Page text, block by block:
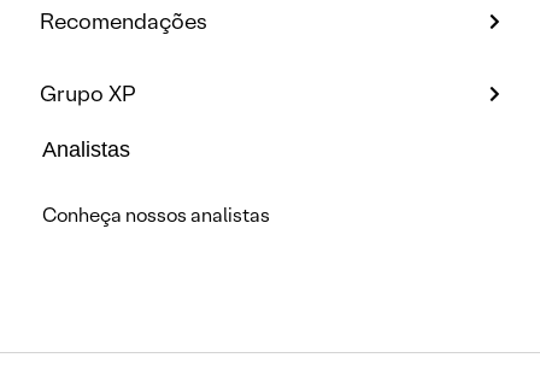
Recomendações
Grupo XP
Analistas
Conheça nossos analistas